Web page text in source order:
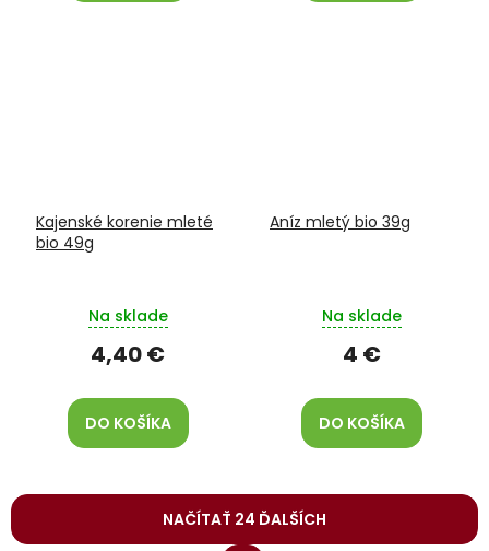
Kajenské korenie mleté
bio 49g
Na sklade
4,40 €
DO KOŠÍKA
Aníz mletý bio 39g
Na sklade
4 €
DO KOŠÍKA
NAČÍTAŤ 24 ĎALŠÍCH